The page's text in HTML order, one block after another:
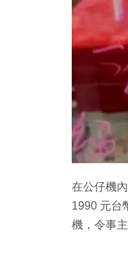
在公仔機
1990 元台
機，令事
Copy
Link